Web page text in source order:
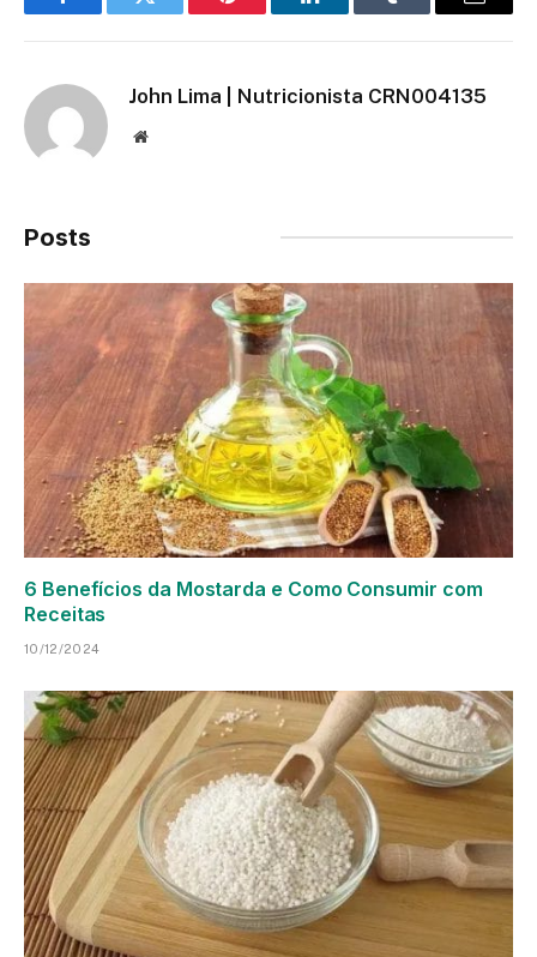
FacebookTwitter Pinterest LinkedInTumblr Email
John Lima | Nutricionista CRN004135
Site
Posts
6 Benefícios da Mostarda e Como Consumir com
Receitas
10/12/2024